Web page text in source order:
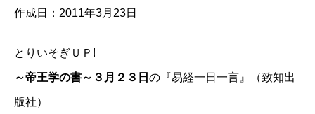
作成日：2011年3月23日
とりいそぎＵＰ!
～帝王学の書～３月２３日 の『易経一日一言』（致知出
版社）